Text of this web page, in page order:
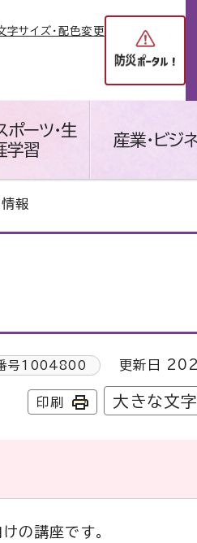
字サイズ・配色変更
ポーツ・生
学習
産業・ビジ
報
号 1004800 更新日
印刷 大きな文
の講座です。